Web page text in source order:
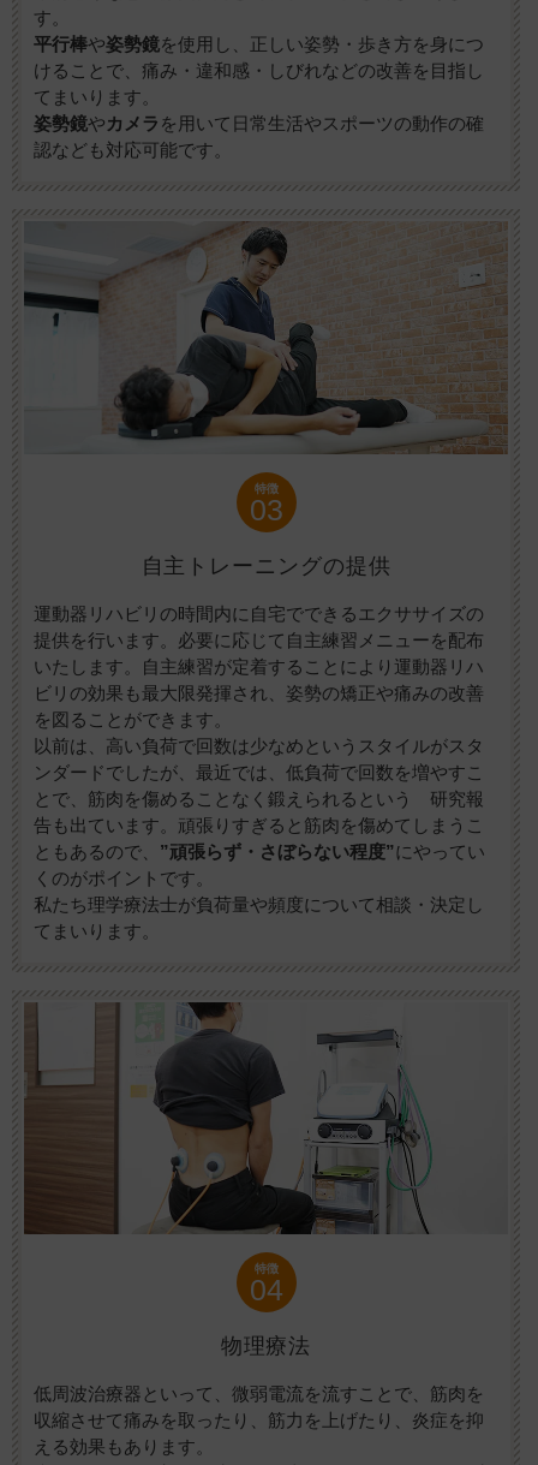
す。
平行棒や姿勢鏡を使用し、正しい姿勢・歩き方を身につ
けることで、痛み・違和感・しびれなどの改善を目指し
てまいります。
姿勢鏡やカメラ を用いて日常生活やスポーツの動作の確
認なども対応可能です。
特徴
03
自主トレーニングの提供
運動器リハビリの時間内に自宅でできるエクササイズの
提供を行います。必要に応じて自主練習メニューを配布
いたします。自主練習が定着することにより運動器リハ
ビリの効果も最大限発揮され、姿勢の矯正や痛みの改善
を図ることができます。
以前は、高い負荷で回数は少なめというスタイルがスタ
ンダードでしたが、最近では、低負荷で回数を増やすこ
とで、筋肉を傷めることなく鍛えられるという 研究報
告も出ています。頑張りすぎると筋肉を傷めてしまうこ
ともあるので、 ”頑張らず・さぼらない程度”にやってい
くのがポイントです。
私たち理学療法士が負荷量や頻度について相談・決定し
てまいります。
特徴
04
物理療法
低周波治療器といって、微弱電流を流すことで、筋肉を
収縮させて痛みを取ったり、筋力を上げたり、炎症を抑
える効果もあります。